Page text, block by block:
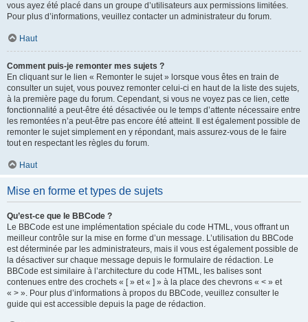
vous ayez été placé dans un groupe d’utilisateurs aux permissions limitées.
Pour plus d’informations, veuillez contacter un administrateur du forum.
Haut
Comment puis-je remonter mes sujets ?
En cliquant sur le lien « Remonter le sujet » lorsque vous êtes en train de
consulter un sujet, vous pouvez remonter celui-ci en haut de la liste des sujets,
à la première page du forum. Cependant, si vous ne voyez pas ce lien, cette
fonctionnalité a peut-être été désactivée ou le temps d’attente nécessaire entre
les remontées n’a peut-être pas encore été atteint. Il est également possible de
remonter le sujet simplement en y répondant, mais assurez-vous de le faire
tout en respectant les règles du forum.
Haut
Mise en forme et types de sujets
Qu’est-ce que le BBCode ?
Le BBCode est une implémentation spéciale du code HTML, vous offrant un
meilleur contrôle sur la mise en forme d’un message. L’utilisation du BBCode
est déterminée par les administrateurs, mais il vous est également possible de
la désactiver sur chaque message depuis le formulaire de rédaction. Le
BBCode est similaire à l’architecture du code HTML, les balises sont
contenues entre des crochets « [ » et « ] » à la place des chevrons « < » et
« > ». Pour plus d’informations à propos du BBCode, veuillez consulter le
guide qui est accessible depuis la page de rédaction.